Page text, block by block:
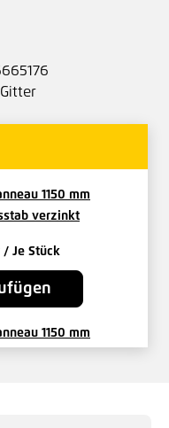
1150 mm
verzinkt
/ Je Stück
1150 mm